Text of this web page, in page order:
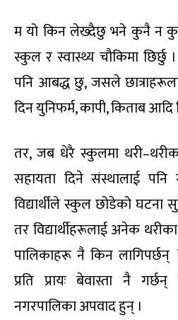
म यो किन लेख्दैछु भने कुनै न कुनै
स्कुल र स्वास्थ्य चौकिमा
पनि आबद्ध छु, जसले
दिन युनिफर्म, कापी, किताब
तर, जब धेरै स्कुलमा
सहायता दिने संस्थालाई पनि
विद्यार्थीले स्कुल छोडेको घटना
तर विद्यार्थीहरूलाई अनेक
पालिकाहरू नै किन
प्रति प्रायः बेवास्ता नै
नगरपालिका अपवाद हुन् ।